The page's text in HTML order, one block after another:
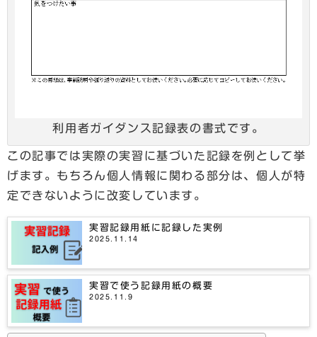
利用者ガイダンス記録表の書式です。
この記事では実際の実習に基づいた記録を例として挙
げます。もちろん個人情報に関わる部分は、個人が特
定できないように改変しています。
実習記録用紙に記録した実例
2025.11.14
実習で使う記録用紙の概要
2025.11.9